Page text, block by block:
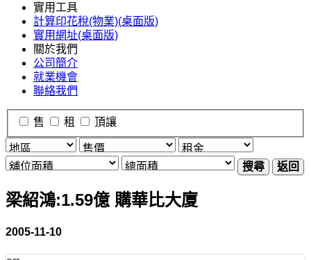
實用工具
計算印花稅(物業)(桌面版)
實用網址(桌面版)
關於我們
公司簡介
就業機會
聯絡我們
售 租 頂讓
搜尋 返回
梁紹鴻:1.59億 購華比大廈
2005-11-10